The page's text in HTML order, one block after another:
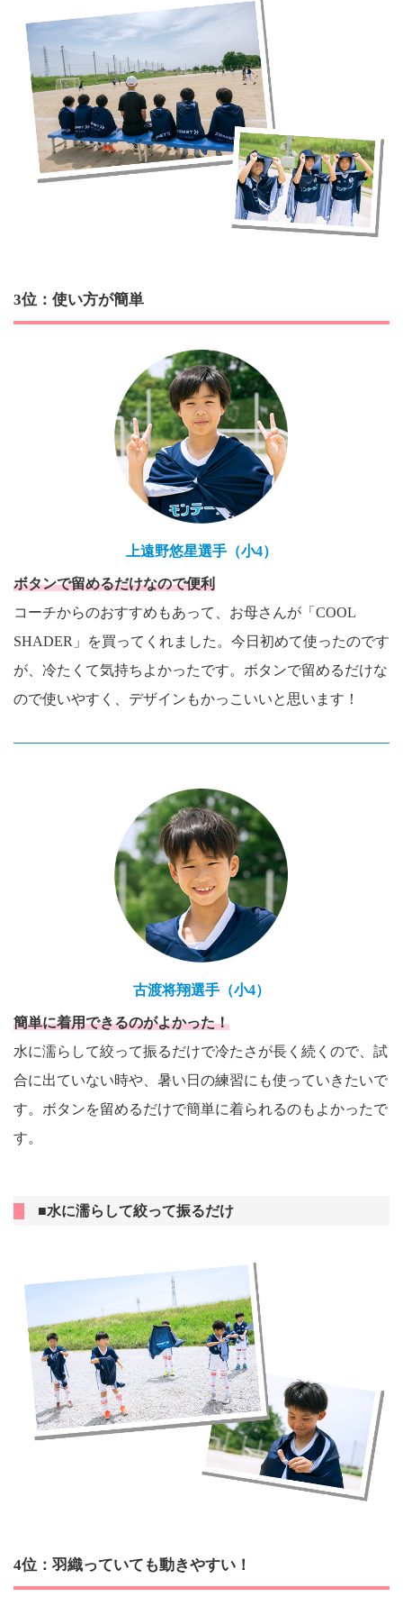
3位：使い方が簡単
上遠野悠星選手（小4）
ボタンで留めるだけなので便利
コーチからのおすすめもあって、お母さんが「COOL
SHADER」を買ってくれました。今日初めて使ったのです
が、冷たくて気持ちよかったです。ボタンで留めるだけな
ので使いやすく、デザインもかっこいいと思います！
古渡将翔選手（小4）
簡単に着用できるのがよかった！
水に濡らして絞って振るだけで冷たさが長く続くので、試
合に出ていない時や、暑い日の練習にも使っていきたいで
す。ボタンを留めるだけで簡単に着られるのもよかったで
す。
■水に濡らして絞って振るだけ
4位：羽織っていても動きやすい！